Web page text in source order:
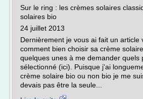
Sur le ring : les crèmes solaires
solaires bio
24 juillet 2013
Dernièrement je vous ai fait un article
comment bien choisir sa crème
quelques unes à me demander quels
sélectionné (ici). Puisque j'ai
crème solaire bio ou non bio je me
devais pas être la seule...